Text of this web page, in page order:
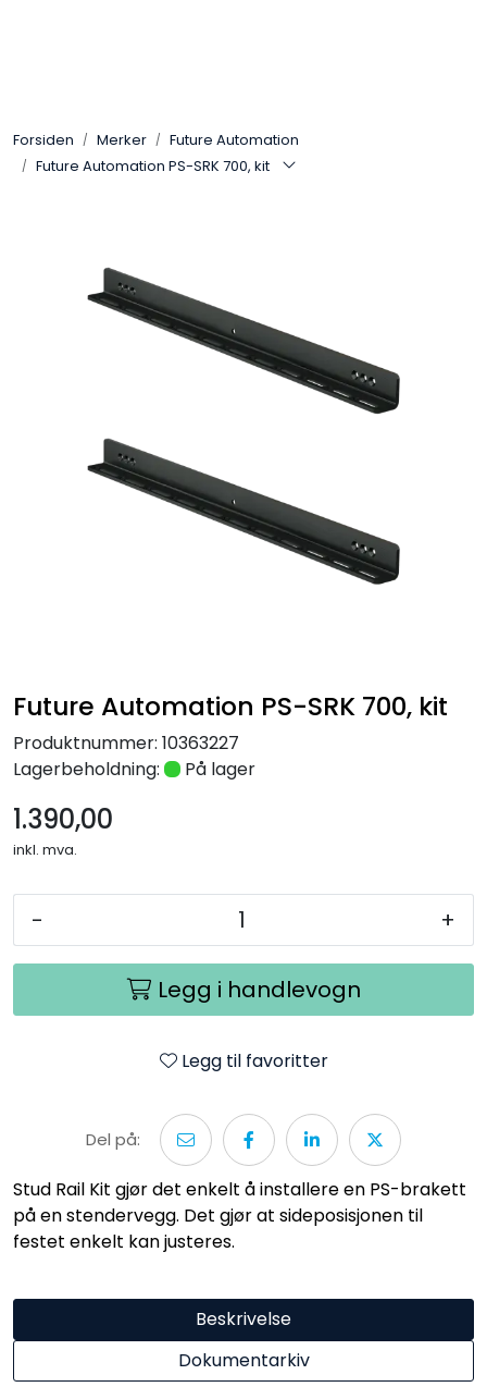
Forsiden Merker
Future Automation
Future Automation PS-SRK 700, kit
Future Automation PS-SRK 700, kit
Produktnummer: 10363227
Lagerbeholdning:
På lager
1.390,00
inkl. mva.
- +
Legg i handlevogn
Legg til favoritter
Del på:
Stud Rail Kit gjør det enkelt å installere en PS-brakett
på en stendervegg. Det gjør at sideposisjonen til
festet enkelt kan justeres.
Beskrivelse
Dokumentarkiv
SONOS